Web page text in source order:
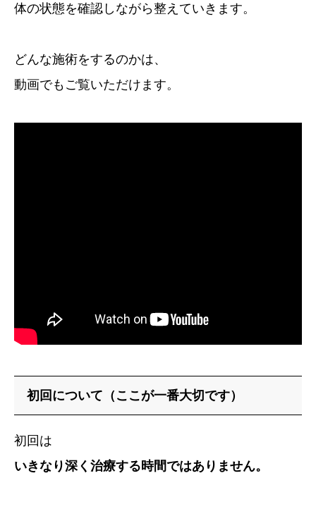
体の状態を確認しながら整えていきます。
どんな施術をするのかは、
動画でもご覧いただけます。
初回について（ここが一番大切です）
初回は
いきなり深く治療する時間ではありません。